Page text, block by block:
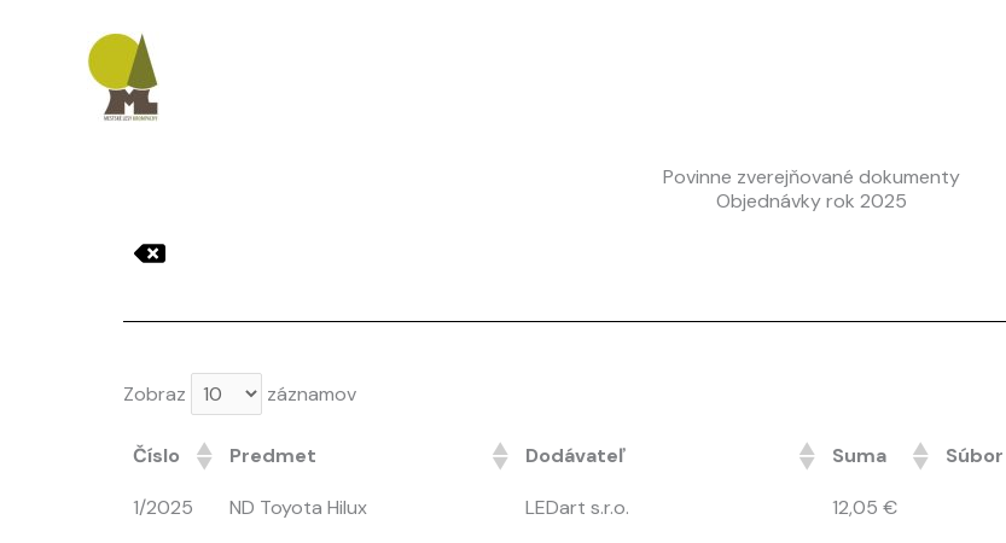
Povinne zverejňované dokumenty
Objednávky rok 2025
Zobraz záznamov
Číslo Predmet Dodávateľ Suma Súbor
1/2025 ND Toyota Hilux LEDart s.r.o. 12,05 €